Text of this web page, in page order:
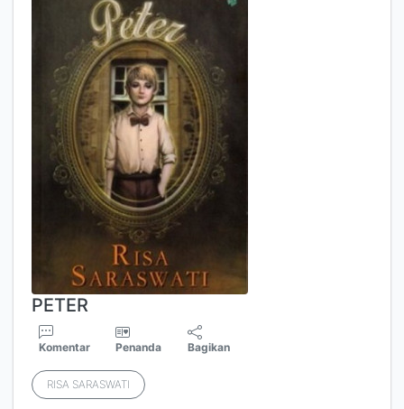
PETER
Komentar Penanda Bagikan
RISA SARASWATI